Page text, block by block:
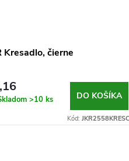
Kresadlo, čierne
>10 ks DO KOŠÍKA
Kód: